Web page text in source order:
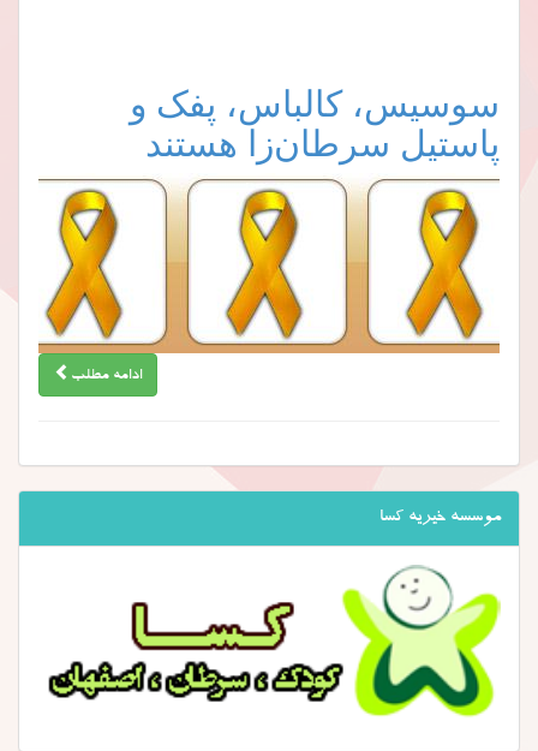
سوسیس، کالباس، پفک و
پاستیل سرطان‌زا هستند
ادامه مطلب
موسسه خیریه کسا